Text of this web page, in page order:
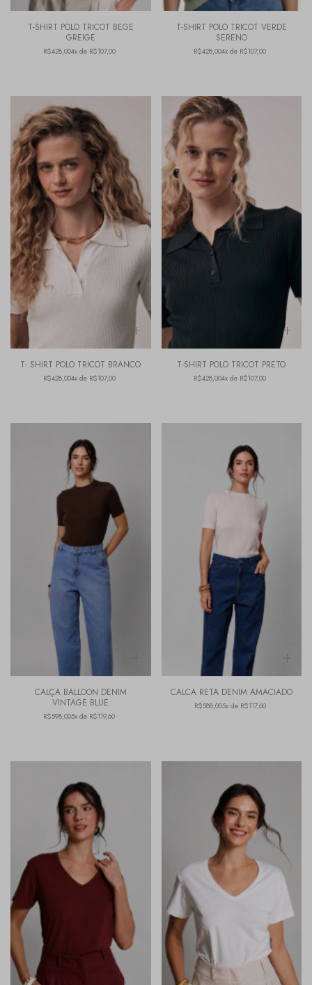
T-SHIRT POLO TRICOT BEGE
GREIGE
R$428,004x de R$107,00
T-SHIRT POLO TRICOT VERDE
SERENO
R$428,004x de R$107,00
T- SHIRT POLO TRICOT BRANCO
R$428,004x de R$107,00
T-SHIRT POLO TRICOT PRETO
R$428,004x de R$107,00
CALÇA BALLOON DENIM
VINTAGE BLUE
R$598,005x de R$119,60
CALCA RETA DENIM AMACIADO
R$588,005x de R$117,60